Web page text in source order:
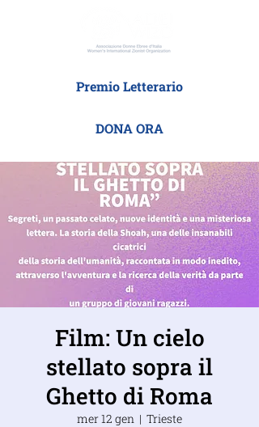
Premio Letterario
DONA ORA
Film: Un cielo
stellato sopra il
Ghetto di Roma
mer 12 gen
  |
Trieste